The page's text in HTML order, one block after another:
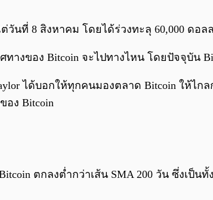
วันที่ 8 สิงหาคม โดยได้ร่วงทะลุ 60,000 ดอ
างของ Bitcoin จะไปทางไหน โดยปัจจุบัน
ได้บอกให้ทุกคนมองตลาด Bitcoin ให้ไ
อง Bitcoin
ตกลงต่ำกว่าเส้น SMA 200 วัน ซึ่งเป็